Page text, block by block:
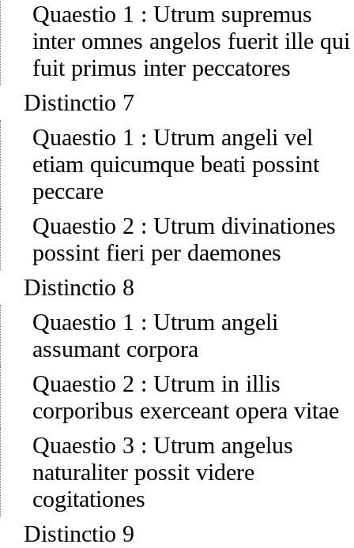
Quaestio 1 : Utrum supremus
inter omnes angelos fuerit ille qui
fuit primus inter peccatores
Distinctio 7
Quaestio 1 : Utrum angeli vel
etiam quicumque beati possint
peccare
Quaestio 2 : Utrum divinationes
possint fieri per daemones
Distinctio 8
Quaestio 1 : Utrum angeli
assumant corpora
Quaestio 2 : Utrum in illis
corporibus exerceant opera vitae
Quaestio 3 : Utrum angelus
naturaliter possit videre
cogitationes
Distinctio 9